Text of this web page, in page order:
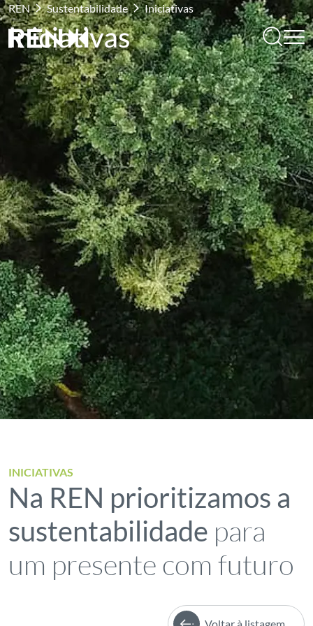
REN Sustentabilidade Iniciativas
Iniciativas
INICIATIVAS
Na REN prioritizamos a
sustentabilidade para
um presente com futuro